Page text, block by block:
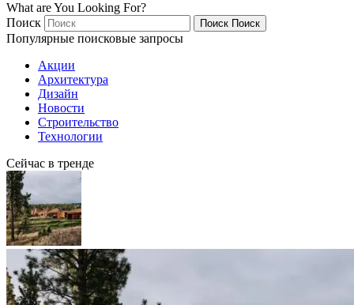
What are You Looking For?
Поиск
Поиск Поиск
Популярные поисковые запросы
Акции
Архитектура
Дизайн
Новости
Строительство
Технологии
Сейчас в тренде